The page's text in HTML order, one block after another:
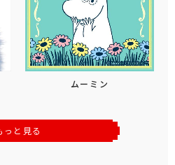
ムーミン
っと見る